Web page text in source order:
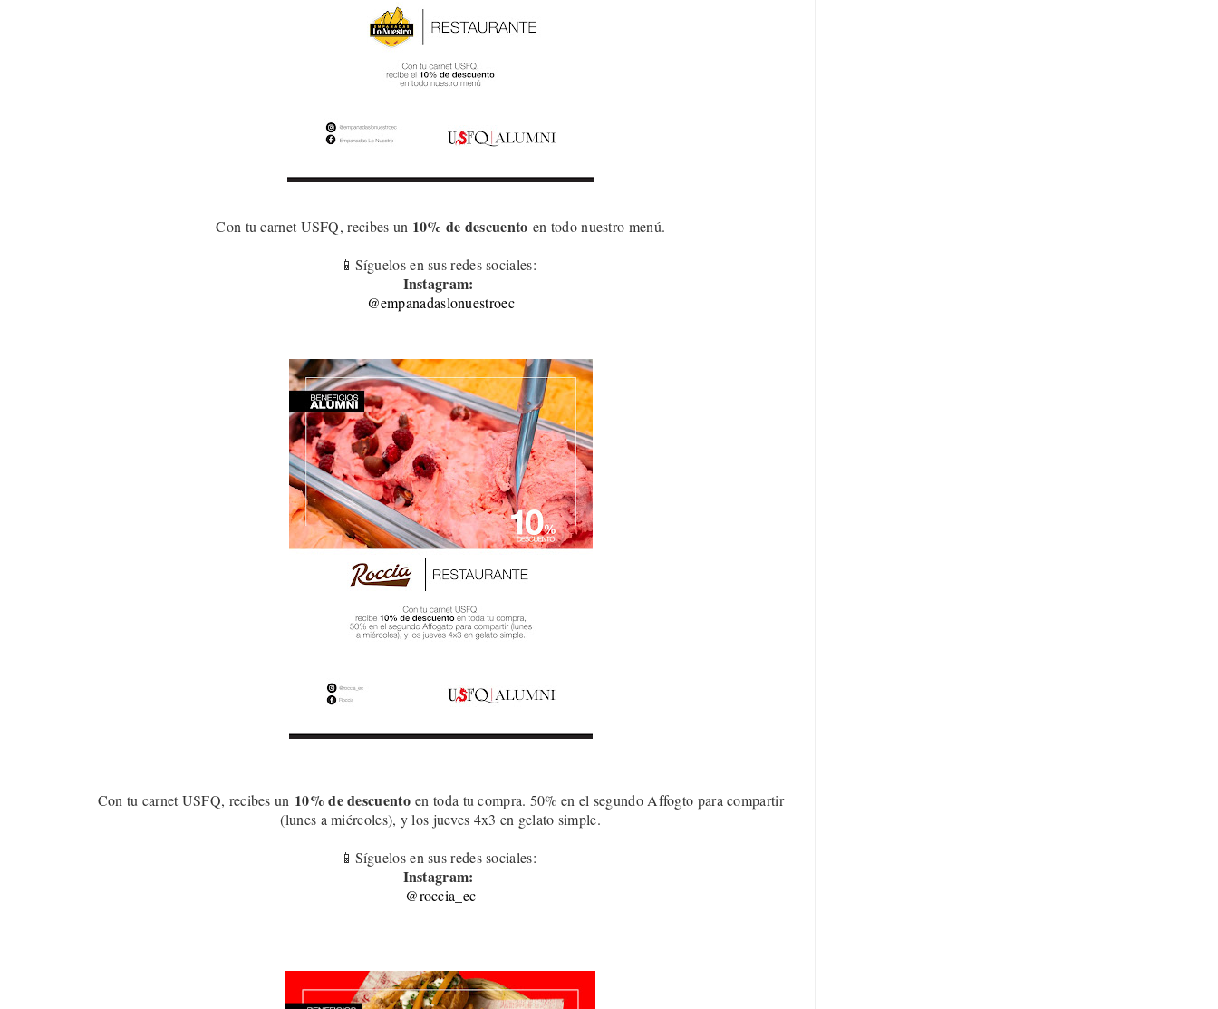
Con tu carnet USFQ, recibes un 10% de descuento en todo nuestro menú.
📱Síguelos en sus redes sociales:
Instagram:
@empanadaslonuestroec
Con tu carnet USFQ, recibes un 10% de descuentoen toda tu compra. 50% en el segundo Affogto para compartir
(lunes a miércoles), y los jueves 4x3 en gelato simple.
📱Síguelos en sus redes sociales:
Instagram:
@roccia_ec